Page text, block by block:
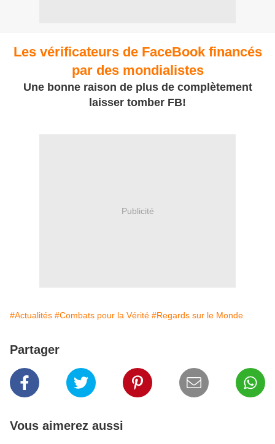
Les vérificateurs de FaceBook financés
par des mondialistes
Une bonne raison de plus de complètement
laisser tomber FB!
Publicité
#Actualités #Combats pour la Vérité #Regards sur le Monde
Partager
Vous aimerez aussi